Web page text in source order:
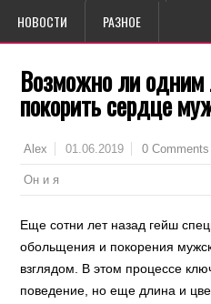
НОВОСТИ РАЗНОЕ
Возможно ли
покорить сердце
Alex 01.06.2019 0 Comments
Он и я
Еще сотни лет назад гейш
обольщения и покорения
взглядом. В этом процессе
поведение, но еще длина и